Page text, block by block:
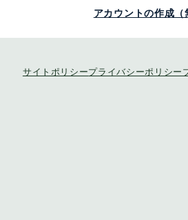
アカウントの作成（
サイトポリシープライバシーポリシー